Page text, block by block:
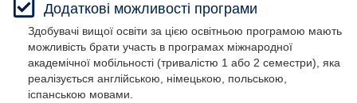
Додаткові можливості програми
Здобувачі вищої освіти за цією освітньою програмою мають
можливість брати участь в програмах міжнародної
академічної мобільності (тривалістю 1 або 2 семестри), яка
реалізується англійською, німецькою, польською,
іспанською мовами.